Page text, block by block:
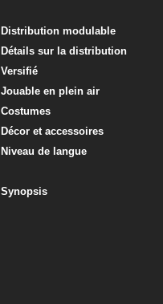
Distribution modulable
Détails sur la distribution
Versifié
Jouable en plein air
Costumes
Décor et accessoires
Niveau de langue
Synopsis